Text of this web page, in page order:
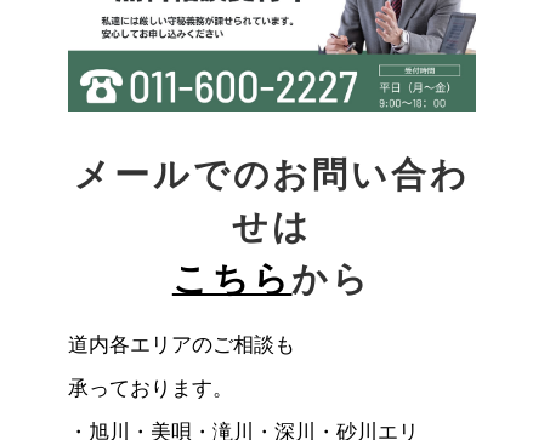
メールでのお問い合わ
せは
こちら から
道内各エリアのご相談も
承っております。
・ 旭川・美唄・滝川・深川・砂川エリ